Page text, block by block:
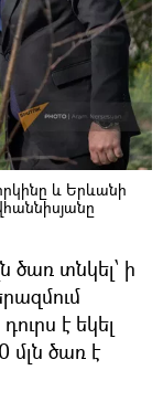
և Երևանի
ծառ տնկել՝ ի
է եկել
ծառ է